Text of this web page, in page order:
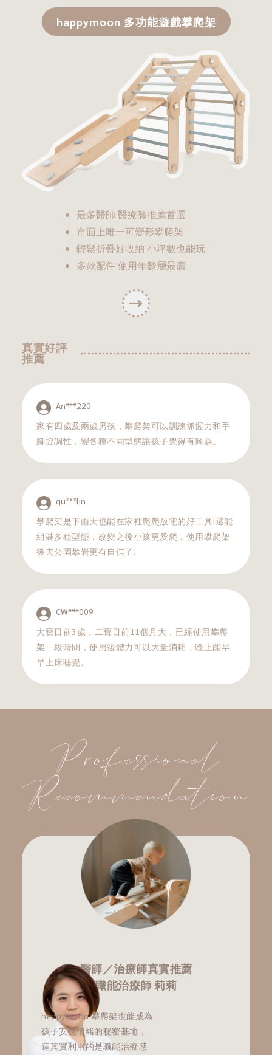
happymoon 多功能遊戲攀爬架
最多醫師 醫療師推薦首選
市面上唯一可變形攀爬架
輕鬆折疊好收納 小坪數也能玩
多款配件 使用年齡層最廣
真實好評
推薦
An***220
家有四歲及兩歲男孩，攀爬架可以訓練抓握力和手
腳協調性，變各種不同型態讓孩子覺得有興趣。
gu***lin
攀爬架是下雨天也能在家裡爬爬放電的好工具!還能
組裝多種型態，改變之後小孩更愛爬，使用攀爬架
後去公園攀岩更有自信了!
CW***009
大寶目前3歲，二寶目前11個月大，已經使用攀爬
架一段時間，使用後體力可以大量消耗，晚上能早
早上床睡覺。
醫師／治療師真實推薦
職能治療師 莉莉
happymoon 攀爬架也能成為
孩子安撫情緒的秘密基地，
這其實利用的是職能治療感